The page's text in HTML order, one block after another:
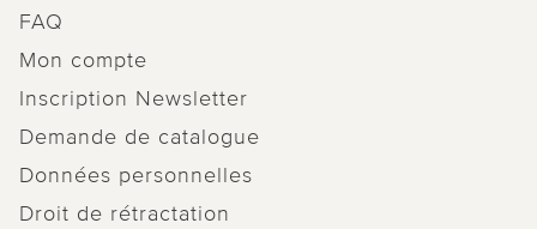
FAQ
Mon compte
Inscription Newsletter
Demande de catalogue
Données personnelles
Droit de rétractation